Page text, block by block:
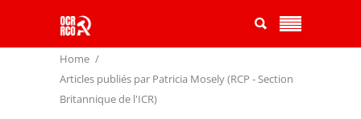
Home
Articles publiés par Patricia Mosely (RCP - Section
Britannique de l'ICR)